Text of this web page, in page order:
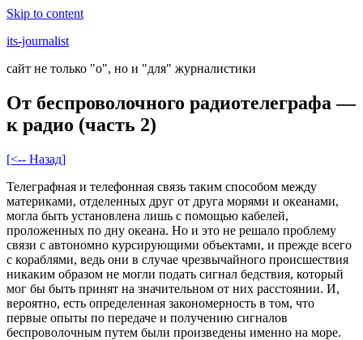
Skip to content
its-journalist
сайт не только "о", но и "для" журналистики
От беспроволочного радиотелеграфа —
к радио (часть 2)
[<-- Назад]
Телеграфная и телефонная связь таким способом между
материками, отделенных друг от друга морями и океанами,
могла быть установлена лишь с помощью кабелей,
проложенных по дну океана. Но и это не решало проблему
связи с автономно курсирующими объектами, и прежде всего
с кораблями, ведь они в случае чрезвычайного происшествия
никаким образом не могли подать сигнал бедствия, который
мог бы быть принят на значительном от них расстоянии. И,
вероятно, есть определенная закономерность в том, что
первые опыты по передаче и получению сигналов
беспроволочным путем были произведены именно на море.